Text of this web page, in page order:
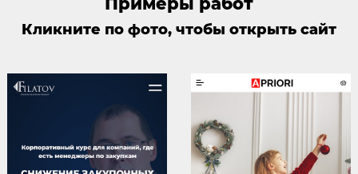
Кликните по фото, чтобы открыть сайт